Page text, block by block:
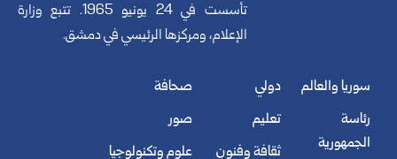
تأسست في 24 يونيو 1965. تتبع وزارة
الإعلام، ومركزها الرئيسي في دمشق.
سوريا والعالم
رئاسة
الجمهورية
دولي
تعليم
ثقافة وفنون
صحافة
صور
علوم وتكنولوجيا